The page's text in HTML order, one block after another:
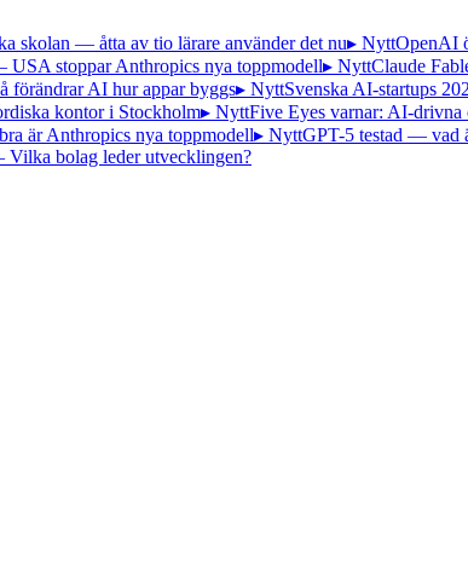
skolan — åtta av tio lärare använder det nu▸ NyttOpenAI
USA stoppar Anthropics nya toppmodell▸ NyttClaude
förändrar AI hur appar byggs▸ NyttSvenska AI-startups
kontor i Stockholm▸ NyttFive Eyes varnar: AI-drivna
är Anthropics nya toppmodell▸ NyttGPT-5 testad — vad
bolag leder utvecklingen?